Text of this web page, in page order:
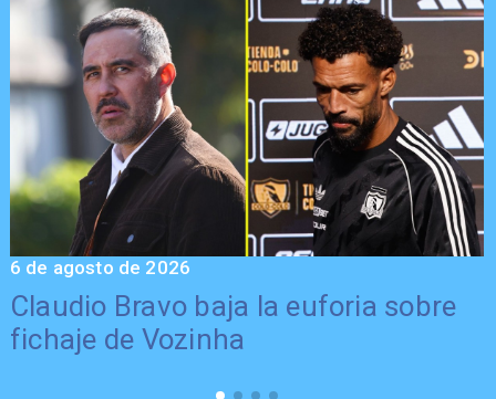
Claudio Bravo baja la euforia sobre
fichaje de Vozinha
6 de agosto de 2026